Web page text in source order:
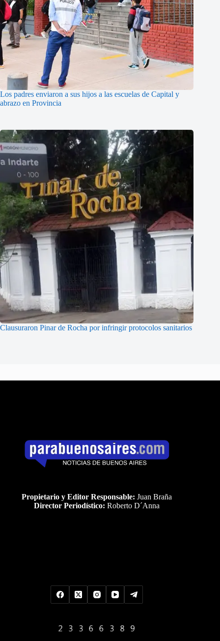
Los padres enviaron a sus hijos a las escuelas de Capital y
abrazo en Provincia
Clausuraron Pinar de Rocha por infringir protocolos sanitarios
Propietario y Editor Responsable: Juan Braña
Director Periodístico: Roberto D´Anna